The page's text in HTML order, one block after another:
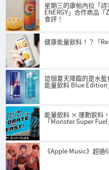
星期三的康帕內拉「
ENERGY」合作商品「
食評！
健康能量飲料！？「
這個夏天降臨的是水
能量飲料 Blue Edition
能量飲料 × 運動飲料
「Monster Super
《Apple Music》超過